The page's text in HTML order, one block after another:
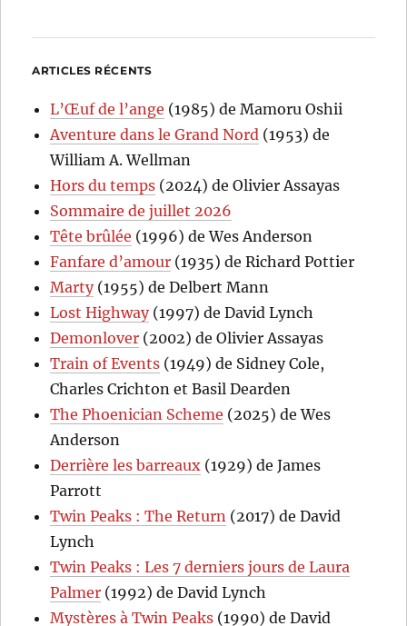
ARTICLES RÉCENTS
L’Œuf de l’ange (1985) de Mamoru Oshii
Aventure dans le Grand Nord (1953) de
William A. Wellman
Hors du temps (2024) de Olivier Assayas
Sommaire de juillet 2026
Tête brûlée (1996) de Wes Anderson
Fanfare d’amour (1935) de Richard Pottier
Marty(1955) de Delbert Mann
Lost Highway(1997) de David Lynch
Demonlover (2002) de Olivier Assayas
Train of Events (1949) de Sidney Cole,
Charles Crichton et Basil Dearden
The Phoenician Scheme (2025) de Wes
Anderson
Derrière les barreaux (1929) de James
Parrott
Twin Peaks : The Return (2017) de David
Lynch
Twin Peaks : Les 7 derniers jours de Laura
Palmer (1992) de David Lynch
Mystères à Twin Peaks (1990) de David